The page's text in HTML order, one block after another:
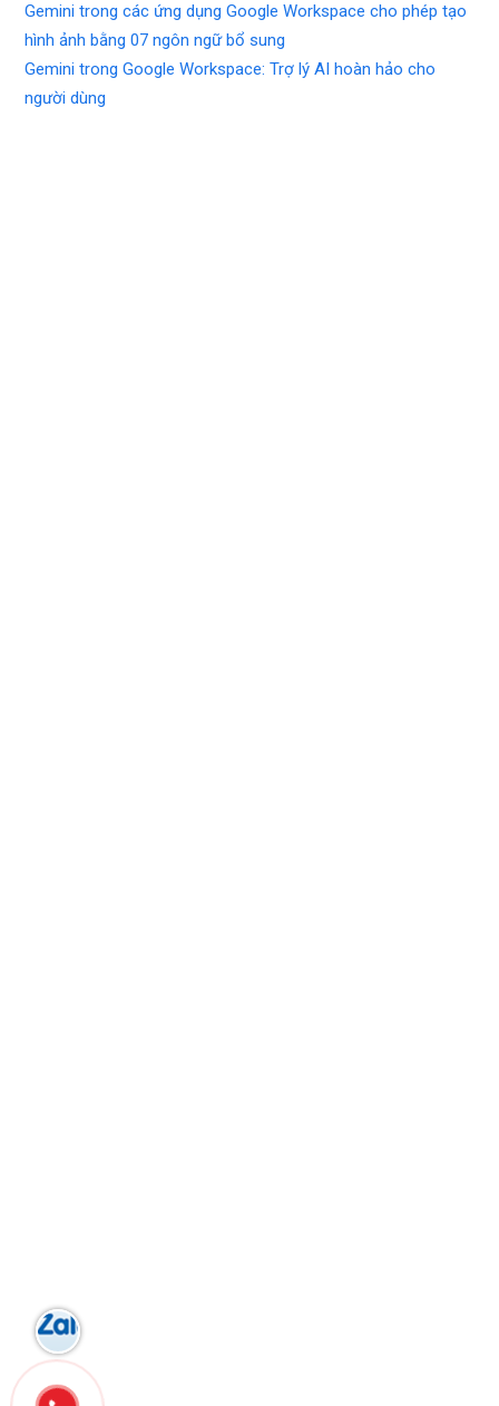
Gemini trong các ứng dụng Google Workspace cho phép tạo
hình ảnh bằng 07 ngôn ngữ bổ sung
Gemini trong Google Workspace: Trợ lý AI hoàn hảo cho
người dùng